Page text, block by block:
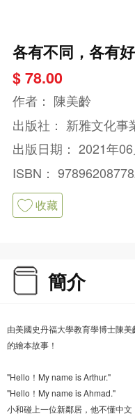
各有不同，各有
$ 78.00
作者： 陳美齡
出版社： 新雅文化事
出版日期： 2021年
ISBN：
收藏
簡介
由美國史丹福大學教育學博士陳
的繪本故事！
"Hello！My name is Arthur."
"Hello！My name is Ahmad."
小和碰上一位新鄰居，他不懂中